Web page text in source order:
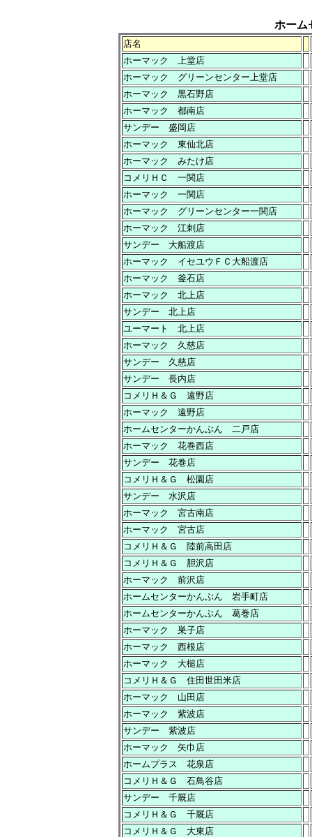
ホーム
店名
ホーマック 上堂店
ホーマック グリーンセンター上堂店
ホーマック 黒石野店
ホーマック 都南店
サンデー 盛岡店
ホーマック 東仙北店
ホーマック みたけ店
コメリＨＣ 一関店
ホーマック 一関店
ホーマック グリーンセンター一関店
ホーマック 江刺店
サンデー 大船渡店
ホーマック イセユウＦＣ大船渡店
ホーマック 釜石店
ホーマック 北上店
サンデー 北上店
ユーマート 北上店
ホーマック 久慈店
サンデー 久慈店
サンデー 長内店
コメリＨ＆Ｇ 遠野店
ホーマック 遠野店
ホームセンターかんぶん 二戸店
ホーマック 花巻西店
サンデー 花巻店
コメリＨ＆Ｇ 松園店
サンデー 水沢店
ホーマック 宮古南店
ホーマック 宮古店
コメリＨ＆Ｇ 陸前高田店
コメリＨ＆Ｇ 胆沢店
ホーマック 前沢店
ホームセンターかんぶん 岩手町店
ホームセンターかんぶん 葛巻店
ホーマック 巣子店
ホーマック 西根店
ホーマック 大槌店
コメリＨ＆Ｇ 住田世田米店
ホーマック 山田店
ホーマック 紫波店
サンデー 紫波店
ホーマック 矢巾店
ホームプラス 花泉店
コメリＨ＆Ｇ 石鳥谷店
サンデー 千厩店
コメリＨ＆Ｇ 千厩店
コメリＨ＆Ｇ 大東店